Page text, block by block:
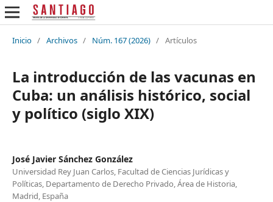
Inicio / Archivos / Núm. 167 (2026) / Artículos
La introducción de las vacunas en
Cuba: un análisis histórico, social
y político (siglo XIX)
José Javier Sánchez González
Universidad Rey Juan Carlos, Facultad de Ciencias Jurídicas y
Políticas, Departamento de Derecho Privado, Área de Historia,
Madrid, España